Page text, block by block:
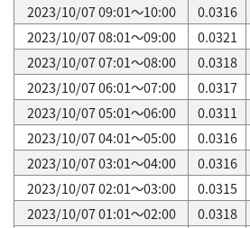
2023/10/07 09:01～10:00
0.0316
2023/10/07 08:01～09:00
0.0321
2023/10/07 07:01～08:00
0.0318
2023/10/07 06:01～07:00
0.0317
2023/10/07 05:01～06:00
0.0311
2023/10/07 04:01～05:00
0.0316
2023/10/07 03:01～04:00
0.0316
2023/10/07 02:01～03:00
0.0315
2023/10/07 01:01～02:00
0.0318